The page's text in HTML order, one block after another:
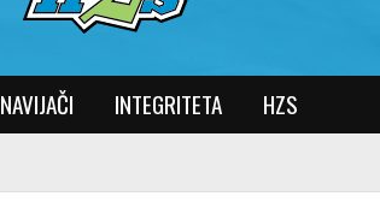
NAVIJAČI INTEGRITETA HZS